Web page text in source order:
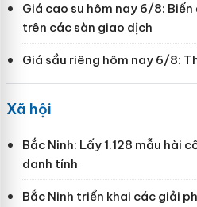
Giá cao su hôm nay 6/8:
trên các sàn giao dịch
Giá sầu riêng hôm nay 6/8:
Xã hội
Bắc Ninh: Lấy 1.128 mẫu hài
danh tính
Bắc Ninh triển khai các giải